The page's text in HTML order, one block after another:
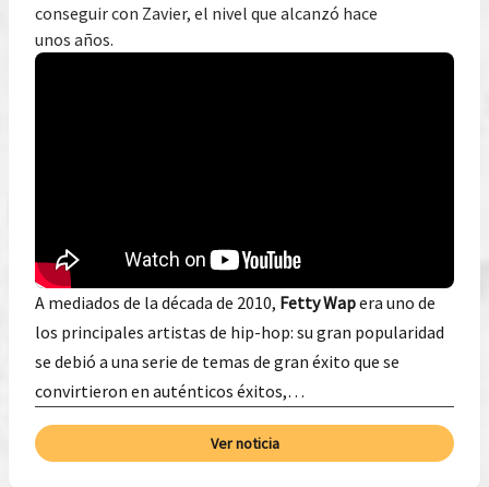
conseguir con Zavier, el nivel que alcanzó hace
unos años.
A mediados de la década de 2010, Fetty Wapera uno de
los principales artistas de hip-hop: su gran popularidad
se debió a una serie de temas de gran éxito que se
convirtieron en auténticos éxitos,…
Ver noticia